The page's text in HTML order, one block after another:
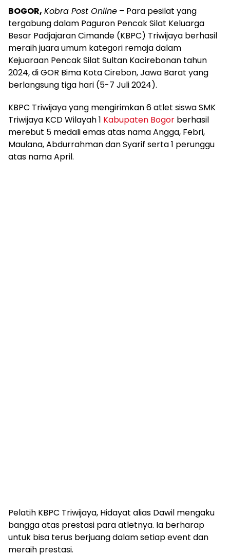
BOGOR, Kobra Post Online – Para pesilat yang
tergabung dalam Paguron Pencak Silat Keluarga
Besar Padjajaran Cimande (KBPC) Triwijaya berhasil
meraih juara umum kategori remaja dalam
Kejuaraan Pencak Silat Sultan Kacirebonan tahun
2024, di GOR Bima Kota Cirebon, Jawa Barat yang
berlangsung tiga hari (5-7 Juli 2024).
KBPC Triwijaya yang mengirimkan 6 atlet siswa SMK
Triwijaya KCD Wilayah 1 Kabupaten Bogor berhasil
merebut 5 medali emas atas nama Angga, Febri,
Maulana, Abdurrahman dan Syarif serta 1 perunggu
atas nama April.
Pelatih KBPC Triwijaya, Hidayat alias Dawil mengaku
bangga atas prestasi para atletnya. Ia berharap
untuk bisa terus berjuang dalam setiap event dan
meraih prestasi.